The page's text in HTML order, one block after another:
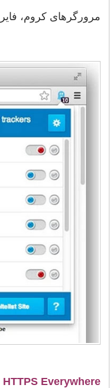
مرورگرهای کروم،
HTTPS Everywhere